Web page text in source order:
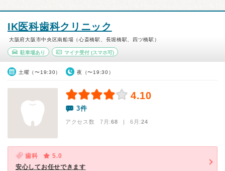
IK医科歯科クリニック
大阪府大阪市中央区南船場（心斎橋駅、長堀橋駅、四ツ橋駅）
駐車場あり マイナ受付(スマホ可)
土曜（〜19:30） 夜（〜19:30）
4.10
3件
アクセス数 7月:68 | 6月:24
歯科
5.0
安心してお任せできます